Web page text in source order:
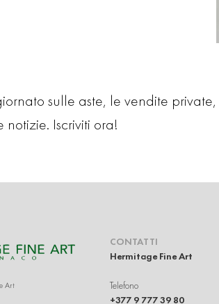
sulle aste, le vendite
notizie. Iscriviti ora!
Art
CONTATTI
Hermitage Fine Art
Telefono
+377 9 777 39 80